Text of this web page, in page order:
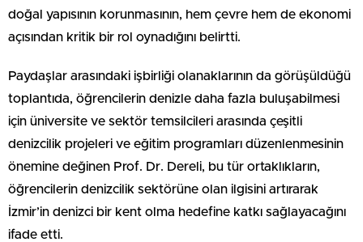
doğal yapısının korunmasının, hem çevre hem de ekonomi
açısından kritik bir rol oynadığını belirtti.
Paydaşlar arasındaki işbirliği olanaklarının da görüşüldüğü
toplantıda, öğrencilerin denizle daha fazla buluşabilmesi
için üniversite ve sektör temsilcileri arasında çeşitli
denizcilik projeleri ve eğitim programları düzenlenmesinin
önemine değinen Prof. Dr. Dereli, bu tür ortaklıkların,
öğrencilerin denizcilik sektörüne olan ilgisini artırarak
İzmir’in denizci bir kent olma hedefine katkı sağlayacağını
ifade etti.